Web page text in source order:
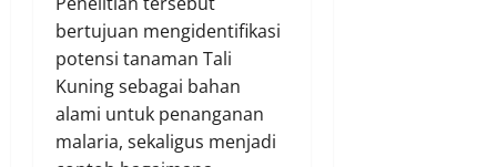
bertujuan mengidentifikasi
potensi tanaman Tali
Kuning sebagai bahan
alami untuk penanganan
malaria, sekaligus menjadi